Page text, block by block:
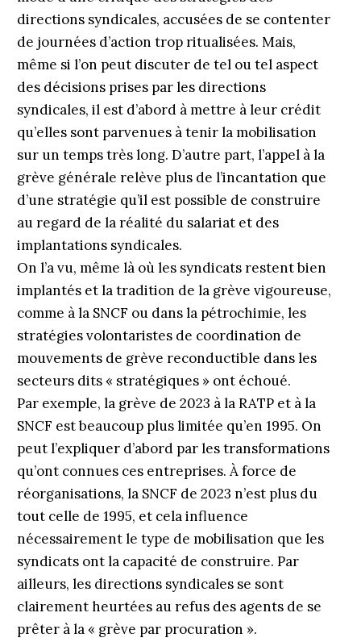
directions syndicales, accusées de se contenter
de journées d’action trop ritualisées. Mais,
même si l’on peut discuter de tel ou tel aspect
des décisions prises par les directions
syndicales, il est d’abord à mettre à leur crédit
qu’elles sont parvenues à tenir la mobilisation
sur un temps très long. D’autre part, l’appel à la
grève générale relève plus de l’incantation que
d’une stratégie qu’il est possible de construire
au regard de la réalité du salariat et des
implantations syndicales.
On l’a vu, même là où les syndicats restent bien
implantés et la tradition de la grève vigoureuse,
comme à la SNCF ou dans la pétrochimie, les
stratégies volontaristes de coordination de
mouvements de grève reconductible dans les
secteurs dits « stratégiques » ont échoué.
Par exemple, la grève de 2023 à la RATP et à la
SNCF est beaucoup plus limitée qu’en 1995. On
peut l’expliquer d’abord par les transformations
qu’ont connues ces entreprises. À force de
réorganisations, la SNCF de 2023 n’est plus du
tout celle de 1995, et cela influence
nécessairement le type de mobilisation que les
syndicats ont la capacité de construire. Par
ailleurs, les directions syndicales se sont
clairement heurtées au refus des agents de se
prêter à la « grève par procuration ».